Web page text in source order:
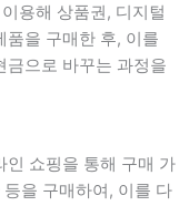
용해 상품권, 디지털
품을 구매한 후, 이를
금으로 바꾸는 과정을
인 쇼핑을 통해 구매 가
을 구매하여, 이를 다